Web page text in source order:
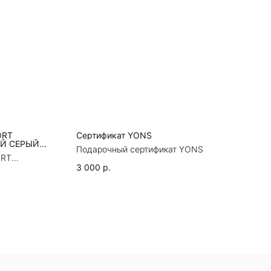
СЕРЫЙ
Сертификат YONS
Подарочный сертификат YONS
3 000 р.